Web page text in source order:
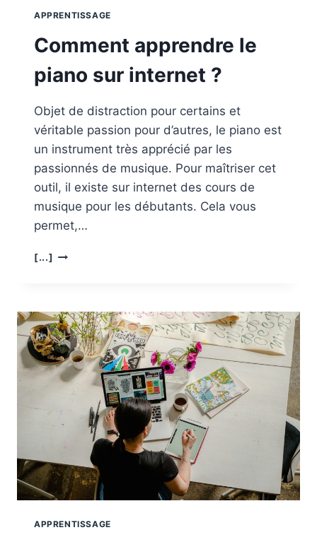
APPRENTISSAGE
Comment apprendre le
piano sur internet ?
Objet de distraction pour certains et
véritable passion pour d’autres, le piano est
un instrument très apprécié par les
passionnés de musique. Pour maîtriser cet
outil, il existe sur internet des cours de
musique pour les débutants. Cela vous
permet,…
[...] COMMENT
SUR
INTERNET ?
APPRENTISSAGE